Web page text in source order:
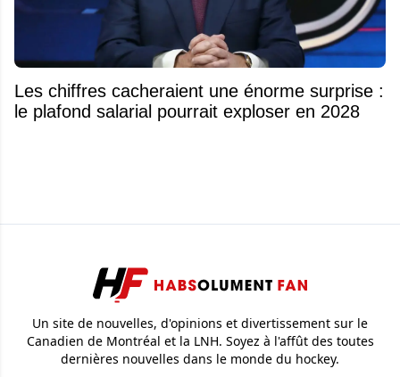
Les chiffres cacheraient une énorme surprise :
le plafond salarial pourrait exploser en 2028
Un site de nouvelles, d'opinions et divertissement sur le
Canadien de Montréal et la LNH. Soyez à l'affût des toutes
dernières nouvelles dans le monde du hockey.